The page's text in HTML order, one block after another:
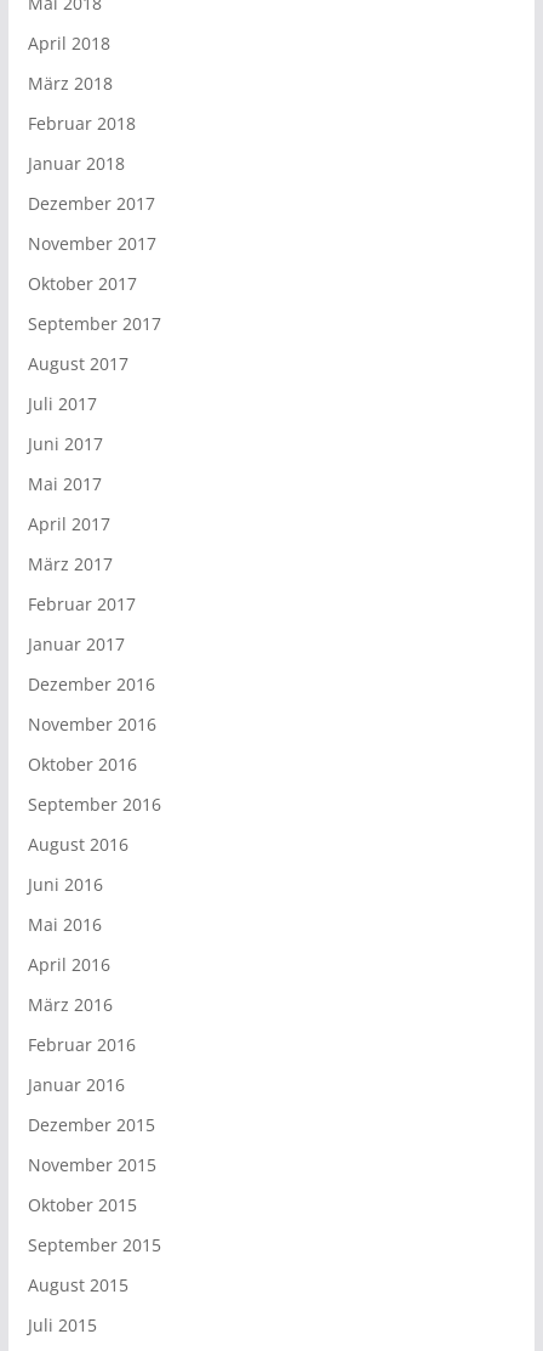
April 2018
März 2018
Februar 2018
Januar 2018
Dezember 2017
November 2017
Oktober 2017
September 2017
August 2017
Juli 2017
Juni 2017
Mai 2017
April 2017
März 2017
Februar 2017
Januar 2017
Dezember 2016
November 2016
Oktober 2016
September 2016
August 2016
Juni 2016
Mai 2016
April 2016
März 2016
Februar 2016
Januar 2016
Dezember 2015
November 2015
Oktober 2015
September 2015
August 2015
Juli 2015